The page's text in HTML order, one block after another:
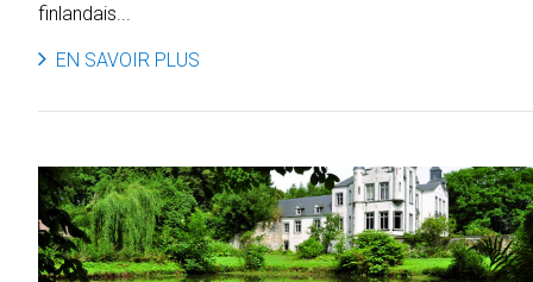
finlandais...
EN SAVOIR PLUS